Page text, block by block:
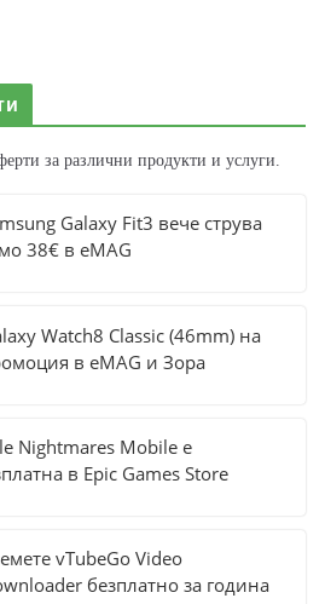
за различни продукти и услуги.
Galaxy Fit3 вече струва
38€ в eMAG
Watch8 Classic (46mm) на
в eMAG и Зора
Nightmares Mobile е
в Epic Games Store
vTubeGo Video
безплатно за година